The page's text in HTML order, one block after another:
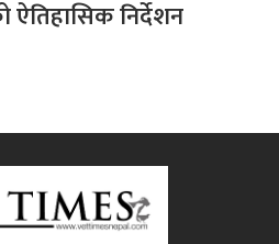
ऐतिहासिक निर्देशन